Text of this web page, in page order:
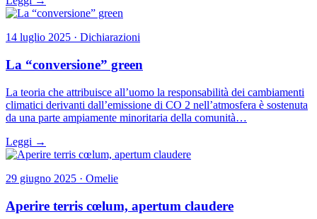
14 luglio 2025 · Dichiarazioni
La “conversione” green
La teoria che attribuisce all’uomo la responsabilità dei cambiamenti
climatici derivanti dall’emissione di CO 2 nell’atmosfera è sostenuta
da una parte ampiamente minoritaria della comunità…
Leggi →
29 giugno 2025 · Omelie
Aperire terris cœlum, apertum claudere